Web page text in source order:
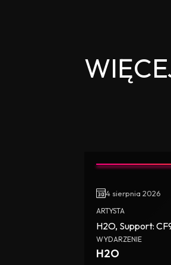
4 sierpnia 2026
ARTYSTA
H2O, Support:
WYDARZENIE
H2O